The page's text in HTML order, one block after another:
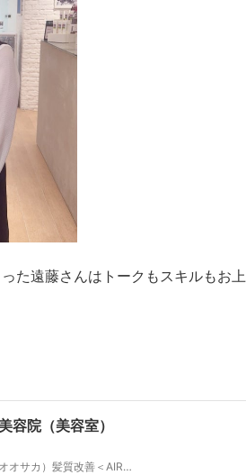
た遠藤さんはトークもスキルもお上
容院（美容室）
心斎橋駅徒歩3分にある美容院（美容室）AIR大阪（エアーオオサカ）髪質改善＜AIRプラチナトリートメント＞が大好評！ハイクオリティの技術を追求したからこそできるカット、カラーなどで変身させます！